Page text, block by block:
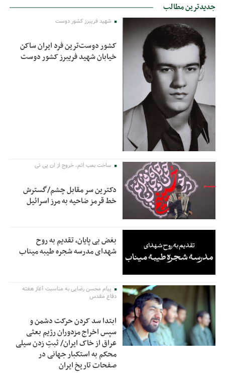
جدیدترین مطالب
شهید فریبرز کشور دوست
کشور دوست‌ترین فرد ایران ساکن
خیابان شهید فریبرز کشور دوست
ساخت بمب اتم، خروج از ان پی تی
دکترین سر مقابل چشم/گسترش
خط قرمز ضاحیه به مرز اسرائیل
بغض بی پایان، تقدیم به روح
شهدای مدرسه شجره طیبه میناب
پیام محسن رضایی به مناسبت آغاز هفته
دفاع مقدس
ابتدا سد کردن حرکت دشمن و
سپس اخراج مزدوران رژیم بعثی
عراق از خاک ایران/ ثبتِ زدن سیلی
محکم به استکبار جهانی در
صفحات تاریخ ایران